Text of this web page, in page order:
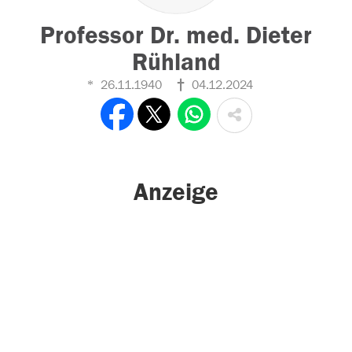
Professor Dr. med. Dieter
Rühland
26.11.1940 04.12.2024
Anzeige